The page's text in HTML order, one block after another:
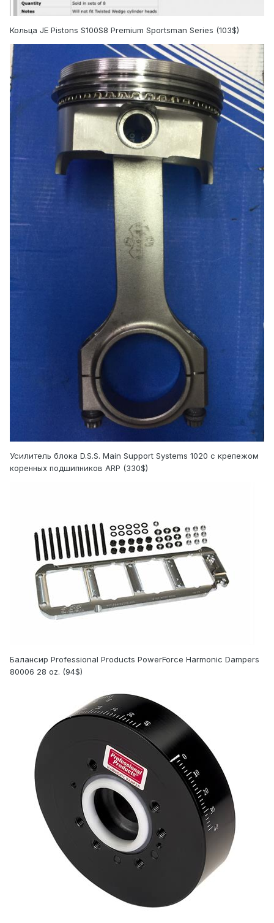
Кольца JE Pistons S100S8 Premium Sportsman Series (103$)
Усилитель блока D.S.S. Main Support Systems 1020 c крепежом
коренных подшипников ARP (330$)
Балансир Professional Products PowerForce Harmonic Dampers
80006 28 oz. (94$)